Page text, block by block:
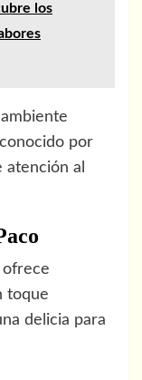
los
por
al
ofrece
toque
delicia para